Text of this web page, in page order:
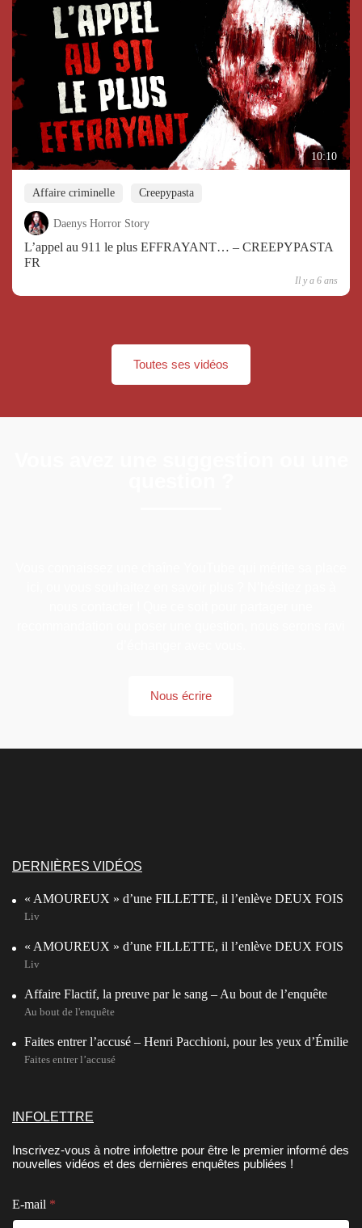
10:10
Affaire criminelle Creepypasta
Daenys Horror Story
L’appel au 911 le plus EFFRAYANT… – CREEPYPASTA
FR
Il y a 6 ans
Toutes ses vidéos
Nous écrire
DERNIÈRES VIDÉOS
« AMOUREUX » d’une FILLETTE, il l’enlève DEUX FOIS
Liv
« AMOUREUX » d’une FILLETTE, il l’enlève DEUX FOIS
Liv
Affaire Flactif, la preuve par le sang – Au bout de l’enquête
Au bout de l'enquête
Faites entrer l’accusé – Henri Pacchioni, pour les yeux d’Émilie
Faites entrer l’accusé
INFOLETTRE
Inscrivez-vous à notre infolettre pour être le premier informé des
nouvelles vidéos et des dernières enquêtes publiées !
E-mail *